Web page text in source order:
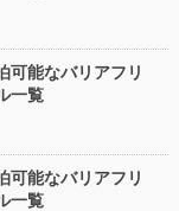
可能なバリアフリ
一覧
可能なバリアフリ
一覧